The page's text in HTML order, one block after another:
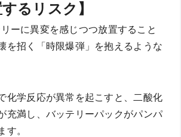
るリスク】
ーに異変を感じつつ放置すること
を招く「時限爆弾」を抱えるような
化学反応が異常を起こすと、二酸化
充満し、バッテリーパックがパンパ
す。